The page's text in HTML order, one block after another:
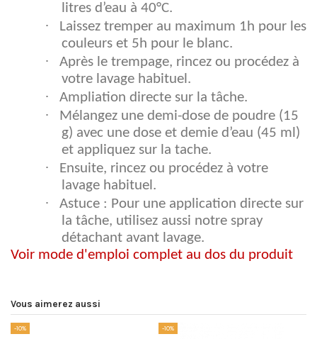
litres d’eau à 40°C.
·
Laissez tremper au maximum 1h pour les
couleurs et 5h pour le blanc.
·
Après le trempage, rincez ou procédez à
votre lavage habituel.
· Ampliation directe sur la tâche.
·
Mélangez une demi-dose de poudre (15
g) avec une dose et demie d’eau (45 ml)
et appliquez sur la tache.
·
Ensuite, rincez ou procédez à votre
lavage habituel.
·
Astuce : Pour une application directe sur
la tâche, utilisez aussi notre spray
détachant avant lavage.
Voir mode d'emploi complet au dos du produit
Vous aimerez aussi
-10% -10%